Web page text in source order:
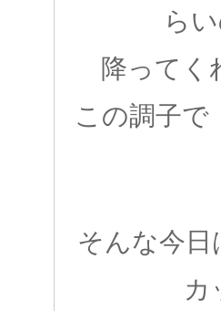
ら
降って
この調子
そんな今
カ